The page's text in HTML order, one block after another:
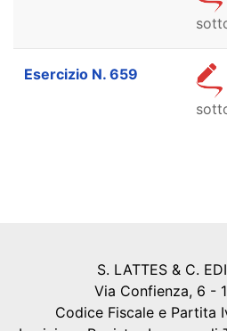
Esercizio N. 659
S. LATTES & C.
Via Confienza, 6 -
Codice Fiscale e Partita